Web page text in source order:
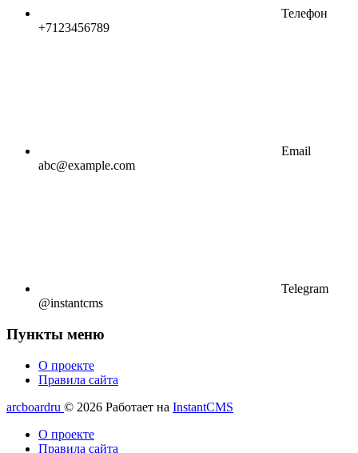
Телефон
+7123456789
Email
abc@example.com
Telegram
@instantcms
Пункты меню
О проекте
Правила сайта
arcboardru © 2026 Работает на InstantCMS
О проекте
Правила сайта